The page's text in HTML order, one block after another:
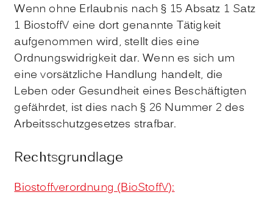
Wenn ohne Erlaubnis nach § 15 Absatz 1 Satz
1 BiostoffV eine dort genannte Tätigkeit
aufgenommen wird, stellt dies eine
Ordnungswidrigkeit dar. Wenn es sich um
eine vorsätzliche Handlung handelt, die
Leben oder Gesundheit eines Beschäftigten
gefährdet, ist dies nach § 26 Nummer 2 des
Arbeitsschutzgesetzes strafbar.
Rechtsgrundlage
Biostoffverordnung (BioStoffV):